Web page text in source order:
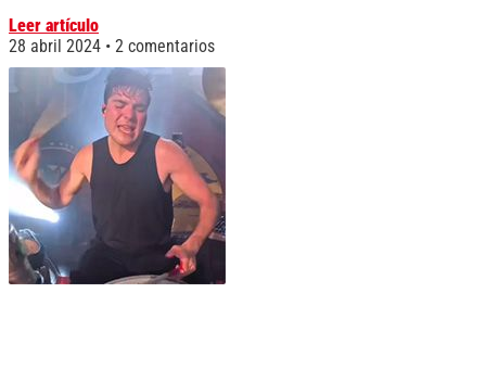
Leer artículo
28 abril 2024
2 comentarios